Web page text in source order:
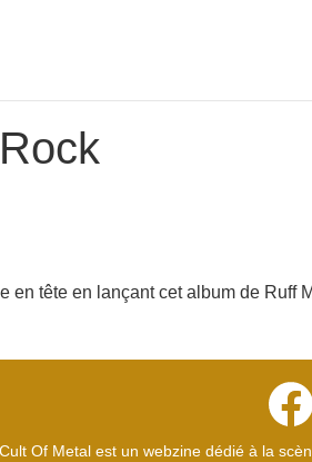
en tête en lançant cet album de
Cult Of Metal est un webzine dédié à la